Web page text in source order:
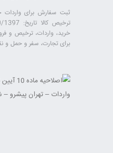
ثبت سفارش برای
خرید، واردات، ترخیص و
برای تجارت، سفر و حمل ‌و